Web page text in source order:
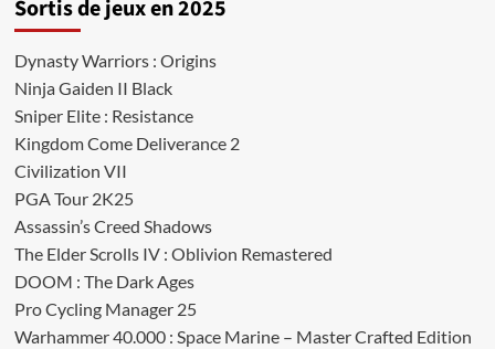
Sortis de jeux en 2025
Dynasty Warriors : Origins
Ninja Gaiden II Black
Sniper Elite : Resistance
Kingdom Come Deliverance 2
Civilization VII
PGA Tour 2K25
Assassin’s Creed Shadows
The Elder Scrolls IV : Oblivion Remastered
DOOM : The Dark Ages
Pro Cycling Manager 25
Warhammer 40.000 : Space Marine – Master Crafted Edition